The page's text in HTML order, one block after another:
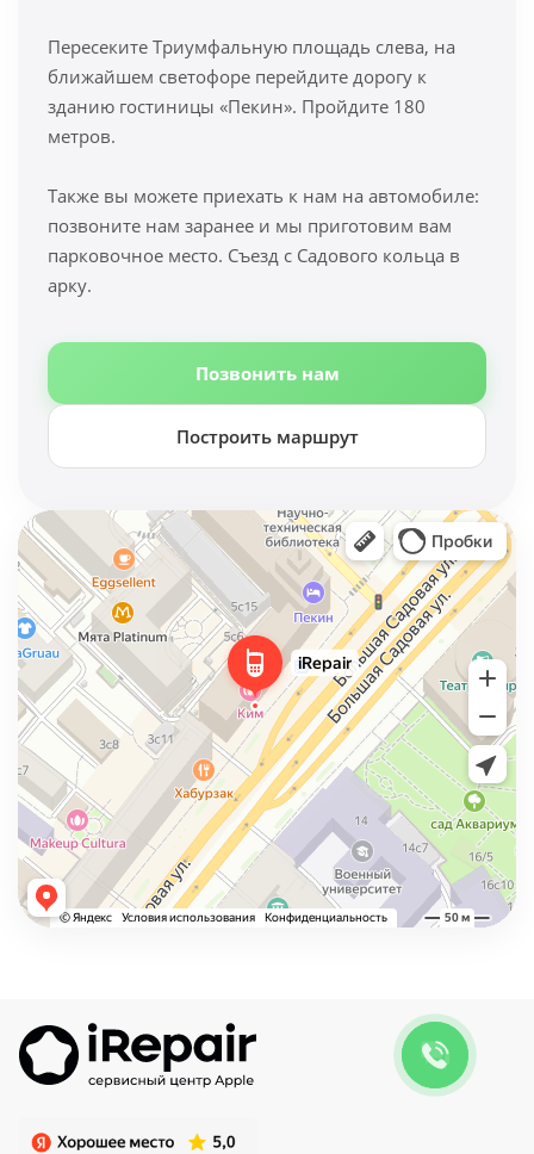
Пересеките Триумфальную площадь слева, на
ближайшем светофоре перейдите дорогу к
зданию гостиницы «Пекин». Пройдите 180
метров.
Также вы можете приехать к нам на автомобиле:
позвоните нам заранее и мы приготовим вам
парковочное место. Съезд с Садового кольца в
арку.
Позвонить нам
Построить маршрут